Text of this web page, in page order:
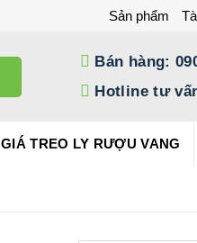
Sản phẩm
Bán hàng:
Hotline tư
GIÁ TREO LY RƯỢU VANG